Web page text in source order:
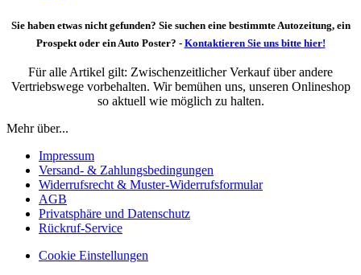
Sie haben etwas nicht gefunden? Sie suchen eine bestimmte Autozeitung, ein
Prospekt oder ein Auto Poster? - Kontaktieren Sie uns bitte hier!
Für alle Artikel gilt: Zwischenzeitlicher Verkauf über andere
Vertriebswege vorbehalten. Wir bemühen uns, unseren Onlineshop
so aktuell wie möglich zu halten.
Mehr über...
Impressum
Versand- & Zahlungsbedingungen
Widerrufsrecht & Muster-Widerrufsformular
AGB
Privatsphäre und Datenschutz
Rückruf-Service
Cookie Einstellungen